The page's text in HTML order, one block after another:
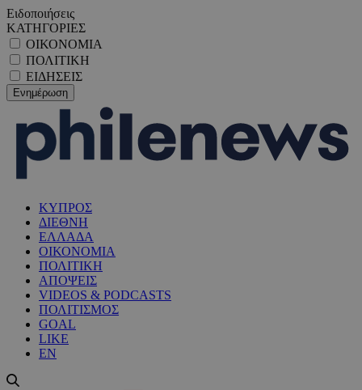
Ειδοποιήσεις
ΚΑΤΗΓΟΡΙΕΣ
ΟΙΚΟΝΟΜΙΑ
ΠΟΛΙΤΙΚΗ
ΕΙΔΗΣΕΙΣ
ΚΥΠΡΟΣ
ΔΙΕΘΝΗ
ΕΛΛΑΔΑ
ΟΙΚΟΝΟΜΙΑ
ΠΟΛΙΤΙΚΗ
ΑΠΟΨΕΙΣ
VIDEOS & PODCASTS
ΠΟΛΙΤΙΣΜΟΣ
GOAL
LIKE
EN